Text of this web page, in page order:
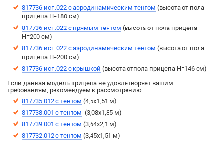
817736 исп.022 с аэродинамическим тентом (выcота от пола
прицепа H=180 см)
817736 исп.022 с прямым тентом (высота от пола прицепа
H=200 см)
817736 исп.022 с аэродинамическим тентом (выcота от пола
прицепа H=200 см)
817736 исп.022 с крышкой (высота отпола прицепа H=146 см)
Если данная модель прицепа не удовлетворяет вашим
требованиям, рекомендуем к рассмотрению:
817735.012 с тентом (4,5х1,51 м)
817738.001 с тентом (3,08х1,85 м)
817739.001 с тентом (3,64х2,1 м)
817732.012 с тентом (3,45х1,51 м)